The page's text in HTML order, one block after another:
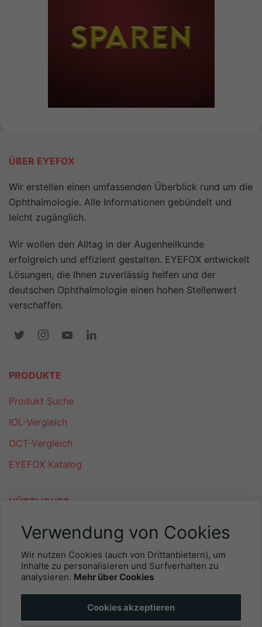
ÜBER EYEFOX
Wir erstellen einen umfassenden Überblick rund um die
Ophthalmologie. Alle Informationen gebündelt und
leicht zugänglich.
Wir wollen den Alltag in der Augenheilkunde
erfolgreich und effizient gestalten. EYEFOX entwickelt
Lösungen, die Ihnen zuverlässig helfen und der
deutschen Ophthalmologie einen hohen Stellenwert
verschaffen.
PRODUKTE
Produkt Suche
IOL-Vergleich
OCT-Vergleich
EYEFOX Katalog
NÜTZLICHES
Mitgliederbereich
Personalgewinnung mit EYEFOX
INFORMATIONEN
Verwendung von Cookies
Wir nutzen Cookies (auch von Drittanbietern), um
Inhalte zu personalisieren und Surfverhalten zu
analysieren. Mehr über Cookies
Cookies akzeptieren